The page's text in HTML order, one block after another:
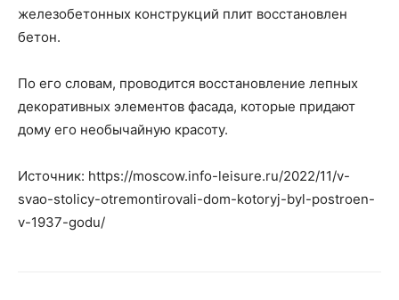
железобетонных конструкций плит восстановлен
бетон.
По его словам, проводится восстановление лепных
декоративных элементов фасада, которые придают
дому его необычайную красоту.
Источник: https://moscow.info-leisure.ru/2022/11/v-
svao-stolicy-otremontirovali-dom-kotoryj-byl-postroen-
v-1937-godu/